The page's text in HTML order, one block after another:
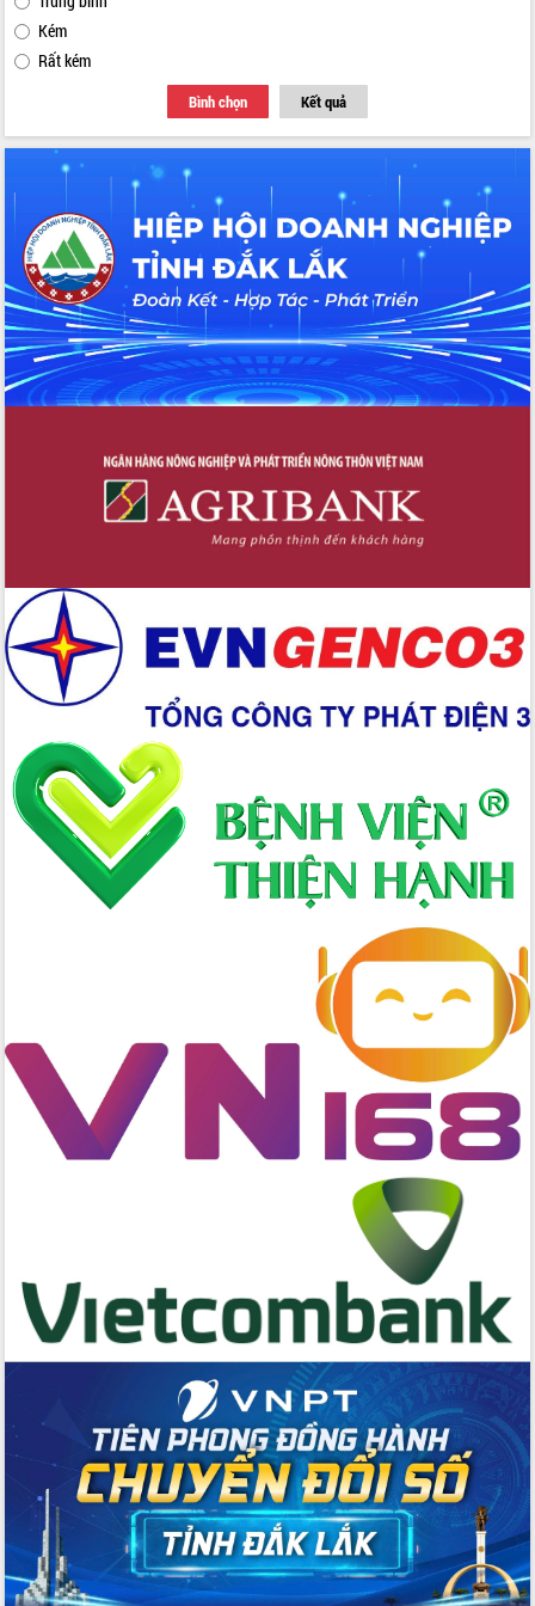
Tập huấn ứng dụng trí tuệ nhân tạo (AI)
trong thương mại điện tử năm 2026
Đoàn đại biểu Quốc hội tỉnh Đắk Lắk
trao đổi thông tin trước Kỳ họp thứ
Quyết liệt cải cách hành chính, khơi
thông nguồn lực phát triển
Nâng cao hiệu lực, hiệu quả HĐND
tỉnh thông qua hiện đại hóa hành chính
Xã Ea Phê gắn cải cách hành chính với
chuyển đổi số
Phó Chủ tịch Thường trực UBND tỉnh
Hồ Thị Nguyên Thảo làm việc tại Trung
tâm Phục vụ hành chính công xã Ea
Phê
Xây dựng nền hành chính số đồng
Giai đoạn 2026-2030, Đắk Lắk phấn
đấu có 77% xã đạt chuẩn nông thôn
Chuyển đổi số 'mở đường' cho nông
Triển khai đồng bộ đo đạc, lập hồ sơ
địa chính, hoàn thiện cơ sở dữ liệu đất
đai
Ứng dụng sinh trắc học - Bước tiến
trong hành trình chuyển đổi số tại Đắk
Đắk Lắk nâng cao hiệu quả công tác
Đảng từ Sổ tay đảng viên điện tử
Đắk Lắk đẩy mạnh nuôi biển công
nghệ, hướng tới phát triển thủy sản
bền vững
Tập huấn nâng cao năng lực triển khai
chuyển đổi số cho cán bộ, công chức
Đẩy mạnh cải cách hành chính, quyết
tâm đạt được mục tiêu tăng trưởng
hai con số trong năm 2026
Tổ chức trang trọng Lễ hội Đền thờ
Lương Văn Chánh năm 2026
Chuyển đổi số thư viện: Mở rộng
không gian tri thức trong thời đại số
chức diễn tập trước ngày bầu cử
Chương trình “Gặp gỡ hữu nghị –
Friendship Meeting New Year 2026”
Bầu cử Quốc hội và HĐND: Cử tri Đắk
Lắk gửi gắm niềm tin, kỳ vọng vào lá
phiếu
Đắk Lắk sẵn sàng các điều kiện cho
Ngày hội bầu cử đại biểu Quốc hội
khóa XVI và HĐND các cấp nhiệm kỳ
Kém
Rất kém
Bình chọn Kết quả